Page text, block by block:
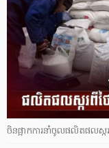
ចិនផ្អាកការនាំចូលផលិតផលស្ករ